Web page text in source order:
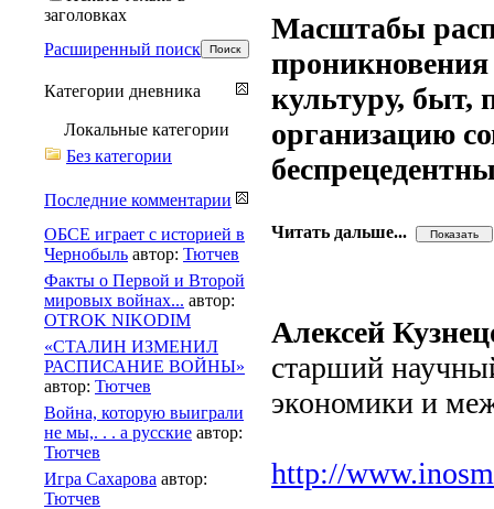
Масштабы
проникновения
культуру, быт,
организацию
Читать дальше...
Алексей
старший
экономики и
http://
заголовках
Расширенный поиск
Категории дневника
Локальные категории
Без категории
Последние комментарии
ОБСЕ играет с историей в
Чернобыль автор: Тютчев
Факты о Первой и Второй
мировых войнах... автор:
OTROK NIKODIM
«СТАЛИН ИЗМЕНИЛ
РАСПИСАНИЕ ВОЙНЫ»
автор: Тютчев
Война, которую выиграли
не мы,. . . а русские автор:
Тютчев
Игра Сахарова автор:
Тютчев